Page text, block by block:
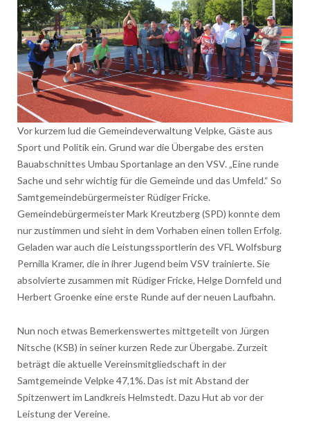
Vor kurzem lud die Gemeindeverwaltung Velpke, Gäste aus
Sport und Politik ein. Grund war die Übergabe des ersten
Bauabschnittes Umbau Sportanlage an den VSV. „Eine runde
Sache und sehr wichtig für die Gemeinde und das Umfeld.“ So
Samtgemeindebürgermeister Rüdiger Fricke.
Gemeindebürgermeister Mark Kreutzberg (SPD) konnte dem
nur zustimmen und sieht in dem Vorhaben einen tollen Erfolg.
Geladen war auch die Leistungssportlerin des VFL Wolfsburg
Pernilla Kramer, die in ihrer Jugend beim VSV trainierte. Sie
absolvierte zusammen mit Rüdiger Fricke, Helge Dornfeld und
Herbert Groenke eine erste Runde auf der neuen Laufbahn.
Nun noch etwas Bemerkenswertes mittgeteilt von Jürgen
Nitsche (KSB) in seiner kurzen Rede zur Übergabe. Zurzeit
beträgt die aktuelle Vereinsmitgliedschaft in der
Samtgemeinde Velpke 47,1%. Das ist mit Abstand der
Spitzenwert im Landkreis Helmstedt. Dazu Hut ab vor der
Leistung der Vereine.